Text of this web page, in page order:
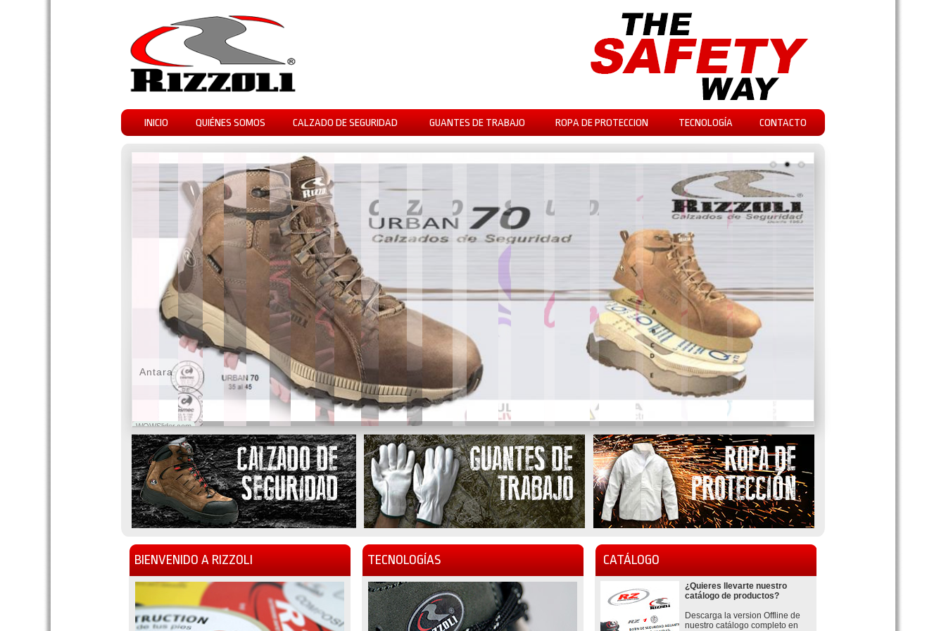
INICIO QUIÉNES SOMOS CALZADO DE SEGURIDAD GUANTES DE TRABAJO ROPA DE PROTECCION TECNOLOGÍA CONTACTO
WOWSlider.com
Antara
BIENVENIDO A RIZZOLI TECNOLOGÍAS CATÁLOGO
¿Quieres llevarte nuestro
catálogo de productos?
Descarga la version Offline de
nuestro catálogo completo en